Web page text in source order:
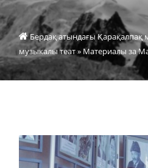
Бердақ атындағы Қарақалпақ
музыкалы теат» Материалы за